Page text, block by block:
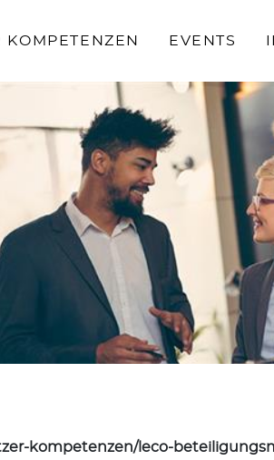
KOMPETENZEN EVENTS
kompetenzen/leco-